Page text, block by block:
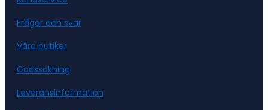
Frågor och svar
Våra butiker
Godssökning
Leveransinformation